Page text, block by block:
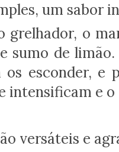
um sabor
grelhador, o
sumo de
os esconder, e
intensificam e
versáteis e